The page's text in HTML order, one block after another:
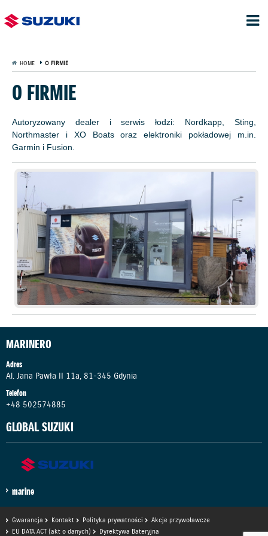
HOME O FIRMIE
O FIRMIE
Autoryzowany dealer i serwis łodzi: Nordkapp, Sting,
Northmaster i XO Boats oraz elektroniki pokładowej m.in.
Garmin i Fusion.
MARINERO
Adres
Al. Jana Pawła II 11a, 81-345 Gdynia
Telefon
+48 502574885
GLOBAL SUZUKI
marine
Gwarancja Kontakt Polityka prywatności
Akcje przywoławcze
EU DATA ACT (akt o danych)
Dyrektywa Bateryjna